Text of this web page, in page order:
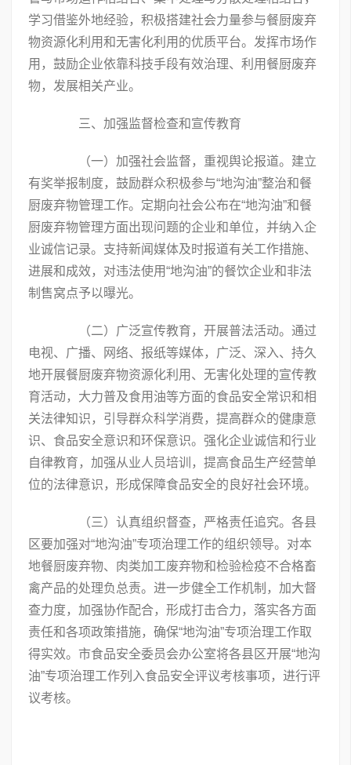
学习借鉴外地经验，积极搭建社会力量参与餐厨废弃
物资源化利用和无害化利用的优质平台。发挥市场作
用，鼓励企业依靠科技手段有效治理、利用餐厨废弃
物，发展相关产业。
三、加强监督检查和宣传教育
（一）加强社会监督，重视舆论报道。建立
有奖举报制度，鼓励群众积极参与“地沟油”整治和餐
厨废弃物管理工作。定期向社会公布在“地沟油”和餐
厨废弃物管理方面出现问题的企业和单位，并纳入企
业诚信记录。支持新闻媒体及时报道有关工作措施、
进展和成效，对违法使用“地沟油”的餐饮企业和非法
制售窝点予以曝光。
（二）广泛宣传教育，开展普法活动。通过
电视、广播、网络、报纸等媒体，广泛、深入、持久
地开展餐厨废弃物资源化利用、无害化处理的宣传教
育活动，大力普及食用油等方面的食品安全常识和相
关法律知识，引导群众科学消费，提高群众的健康意
识、食品安全意识和环保意识。强化企业诚信和行业
自律教育，加强从业人员培训，提高食品生产经营单
位的法律意识，形成保障食品安全的良好社会环境。
（三）认真组织督查，严格责任追究。各县
区要加强对“地沟油”专项治理工作的组织领导。对本
地餐厨废弃物、肉类加工废弃物和检验检疫不合格畜
禽产品的处理负总责。进一步健全工作机制，加大督
查力度，加强协作配合，形成打击合力，落实各方面
责任和各项政策措施，确保“地沟油”专项治理工作取
得实效。市食品安全委员会办公室将各县区开展“地沟
油”专项治理工作列入食品安全评议考核事项，进行评
议考核。